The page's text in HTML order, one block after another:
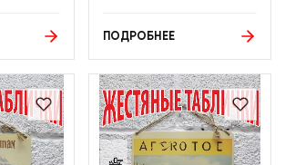
ПОДРОБНЕЕ